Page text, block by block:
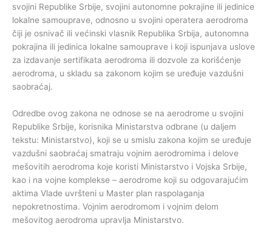
svojini Republike Srbije, svojini autonomne pokrajine ili jedinice
lokalne samouprave, odnosno u svojini operatera aerodroma
čiji je osnivač ili većinski vlasnik Republika Srbija, autonomna
pokrajina ili jedinica lokalne samouprave i koji ispunjava uslove
za izdavanje sertifikata aerodroma ili dozvole za korišćenje
aerodroma, u skladu sa zakonom kojim se uređuje vazdušni
saobraćaj.
Odredbe ovog zakona ne odnose se na aerodrome u svojini
Republike Srbije, korisnika Ministarstva odbrane (u daljem
tekstu: Ministarstvo), koji se u smislu zakona kojim se uređuje
vazdušni saobraćaj smatraju vojnim aerodromima i delove
mešovitih aerodroma koje koristi Ministarstvo i Vojska Srbije,
kao i na vojne komplekse – aerodrome koji su odgovarajućim
aktima Vlade uvršteni u Master plan raspolaganja
nepokretnostima. Vojnim aerodromom i vojnim delom
mešovitog aerodroma upravlja Ministarstvo.